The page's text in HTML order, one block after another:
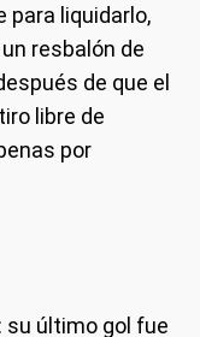
para liquidarlo,
resbalón de
de que el
libre de
por
su último gol fue